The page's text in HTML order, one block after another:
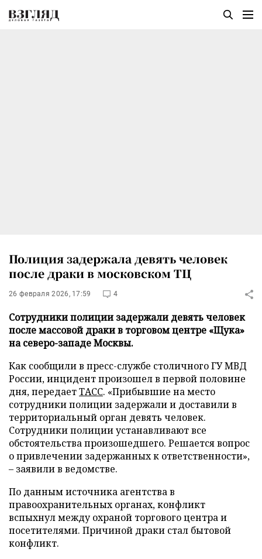
Полиция задержала девять человек
после драки в московском ТЦ
26 февраля 2026, 17:59 4
Сотрудники полиции задержали девять человек
после массовой драки в торговом центре «Щука»
на северо-западе Москвы.
Как сообщили в пресс-службе столичного ГУ МВД
России, инцидент произошел в первой половине
дня, передаетТАСС. «Прибывшие на место
сотрудники полиции задержали и доставили в
территориальный орган девять человек.
Сотрудники полиции устанавливают все
обстоятельства произошедшего. Решается вопрос
о привлечении задержанных к ответственности»,
– заявили в ведомстве.
По данным источника агентства в
правоохранительных органах, конфликт
вспыхнул между охраной торгового центра и
посетителями. Причиной драки стал бытовой
конфликт.